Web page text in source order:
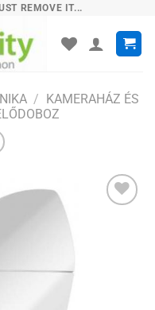
REMOVE IT...
/ KAMERAHÁZ ÉS